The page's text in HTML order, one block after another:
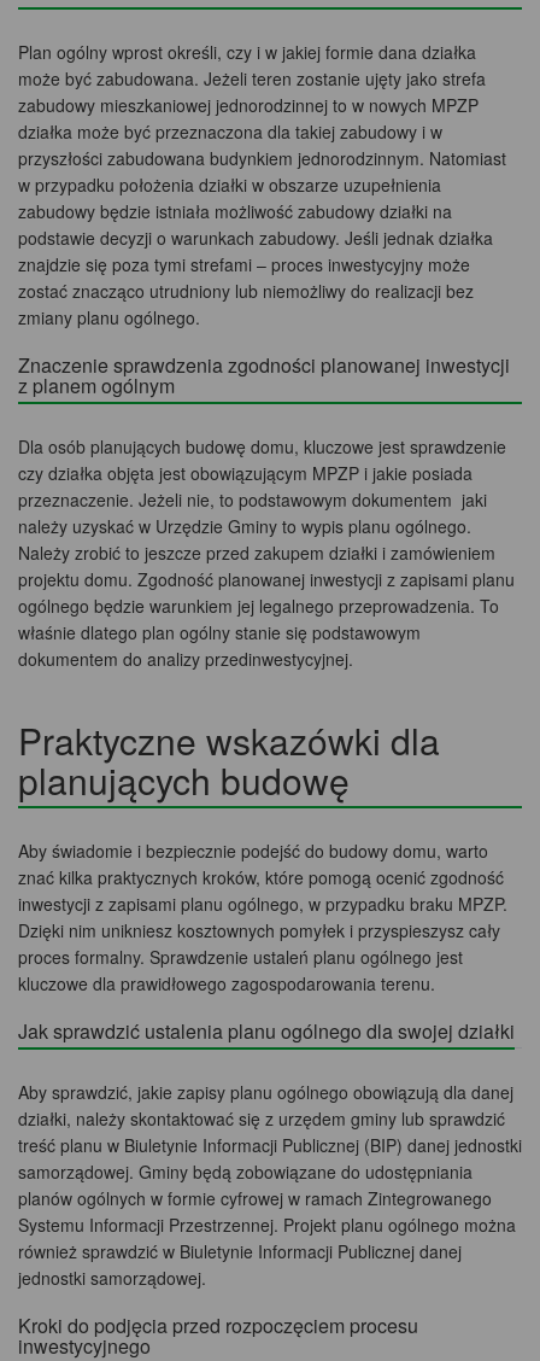
Plan ogólny wprost określi, czy i w jakiej formie dana działka
może być zabudowana. Jeżeli teren zostanie ujęty jako strefa
zabudowy mieszkaniowej jednorodzinnej to w nowych MPZP
działka może być przeznaczona dla takiej zabudowy i w
przyszłości zabudowana budynkiem jednorodzinnym. Natomiast
w przypadku położenia działki w obszarze uzupełnienia
zabudowy będzie istniała możliwość zabudowy działki na
podstawie decyzji o warunkach zabudowy. Jeśli jednak działka
znajdzie się poza tymi strefami – proces inwestycyjny może
zostać znacząco utrudniony lub niemożliwy do realizacji bez
zmiany planu ogólnego.
Znaczenie sprawdzenia zgodności planowanej inwestycji
z planem ogólnym
Dla osób planujących budowę domu, kluczowe jest sprawdzenie
czy działka objęta jest obowiązującym MPZP i jakie posiada
przeznaczenie. Jeżeli nie, to podstawowym dokumentem jaki
należy uzyskać w Urzędzie Gminy to wypis planu ogólnego.
Należy zrobić to jeszcze przed zakupem działki i zamówieniem
projektu domu. Zgodność planowanej inwestycji z zapisami planu
ogólnego będzie warunkiem jej legalnego przeprowadzenia. To
właśnie dlatego plan ogólny stanie się podstawowym
dokumentem do analizy przedinwestycyjnej.
Praktyczne wskazówki dla
planujących budowę
Aby świadomie i bezpiecznie podejść do budowy domu, warto
znać kilka praktycznych kroków, które pomogą ocenić zgodność
inwestycji z zapisami planu ogólnego, w przypadku braku MPZP.
Dzięki nim unikniesz kosztownych pomyłek i przyspieszysz cały
proces formalny. Sprawdzenie ustaleń planu ogólnego jest
kluczowe dla prawidłowego zagospodarowania terenu.
Jak sprawdzić ustalenia planu ogólnego dla swojej działki
Aby sprawdzić, jakie zapisy planu ogólnego obowiązują dla danej
działki, należy skontaktować się z urzędem gminy lub sprawdzić
treść planu w Biuletynie Informacji Publicznej (BIP) danej jednostki
samorządowej. Gminy będą zobowiązane do udostępniania
planów ogólnych w formie cyfrowej w ramach Zintegrowanego
Systemu Informacji Przestrzennej. Projekt planu ogólnego można
również sprawdzić w Biuletynie Informacji Publicznej danej
jednostki samorządowej.
Kroki do podjęcia przed rozpoczęciem procesu
inwestycyjnego